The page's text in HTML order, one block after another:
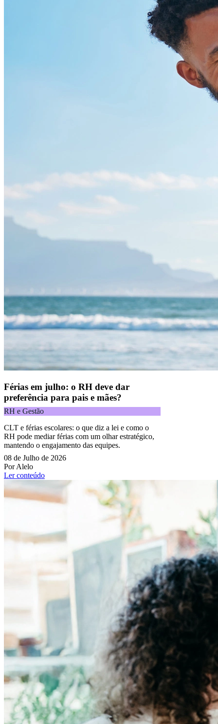
Férias em julho: o RH deve dar
preferência para pais e mães?
RH e Gestão
CLT e férias escolares: o que diz a lei e como o
RH pode mediar férias com um olhar estratégico,
mantendo o engajamento das equipes.
08 de Julho de 2026
Por Alelo
Ler conteúdo